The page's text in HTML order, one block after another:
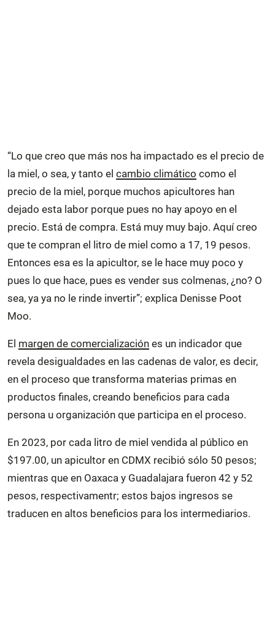
“Lo que creo que más nos ha impactado es el precio de
la miel, o sea, y tanto el cambio climático como el
precio de la miel, porque muchos apicultores han
dejado esta labor porque pues no hay apoyo en el
precio. Está de compra. Está muy muy bajo. Aquí creo
que te compran el litro de miel como a 17, 19 pesos.
Entonces esa es la apicultor, se le hace muy poco y
pues lo que hace, pues es vender sus colmenas, ¿no? O
sea, ya ya no le rinde invertir”; explica Denisse Poot
Moo.
El margen de comercialización es un indicador que
revela desigualdades en las cadenas de valor, es decir,
en el proceso que transforma materias primas en
productos finales, creando beneficios para cada
persona u organización que participa en el proceso.
En 2023, por cada litro de miel vendida al público en
$197.00, un apicultor en CDMX recibió sólo 50 pesos;
mientras que en Oaxaca y Guadalajara fueron 42 y 52
pesos, respectivamentr; estos bajos ingresos se
traducen en altos beneficios para los intermediarios.